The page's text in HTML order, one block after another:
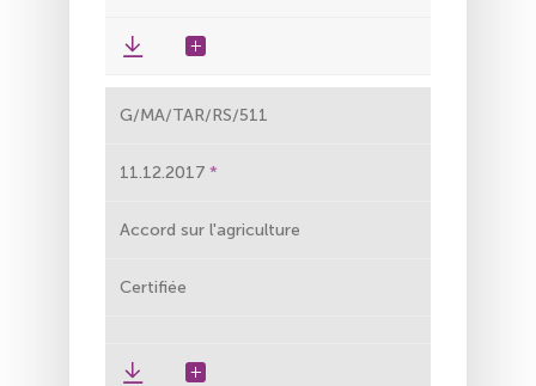
G/MA/TAR/RS/511
11.12.2017
Accord sur l'agriculture
Certifiée